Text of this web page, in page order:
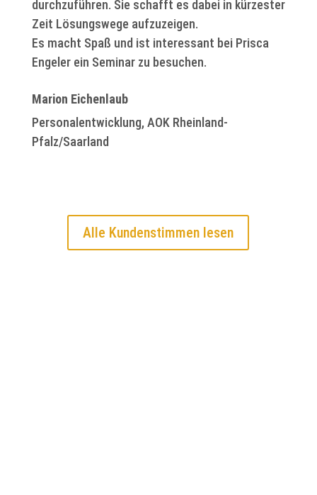
durchzuführen. Sie schafft es dabei in kürzester
Zeit Lösungswege aufzuzeigen.
Es macht Spaß und ist interessant bei Prisca
Engeler ein Seminar zu besuchen.
Marion Eichenlaub
Personalentwicklung, AOK Rheinland-
Pfalz/Saarland
Alle Kundenstimmen lesen